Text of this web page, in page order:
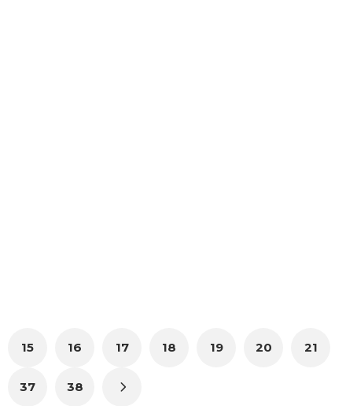
15 16 17 18 19 20 21
37 38